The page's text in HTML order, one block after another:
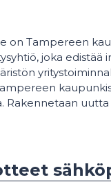
on Tampereen
joka edistää
Rakennetaan